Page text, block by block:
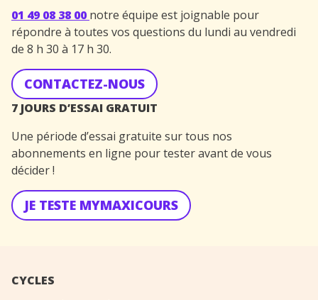
01 49 08 38 00 notre équipe est joignable pour
répondre à toutes vos questions du lundi au vendredi
de 8 h 30 à 17 h 30.
CONTACTEZ-NOUS
7 JOURS D’ESSAI GRATUIT
Une période d’essai gratuite sur tous nos
abonnements en ligne pour tester avant de vous
décider !
JE TESTE MYMAXICOURS
CYCLES